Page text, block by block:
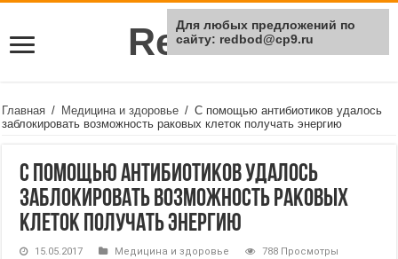
Rei Red
Главная / Медицина и здоровье / С помощью антибиотиков удалось
заблокировать возможность раковых клеток получать энергию
С помощью антибиотиков удалось
заблокировать возможность раковых
клеток получать энергию
15.05.2017 Медицина и здоровье 788 Просмотры
Для любых предложений по
сайту: redbod@cp9.ru